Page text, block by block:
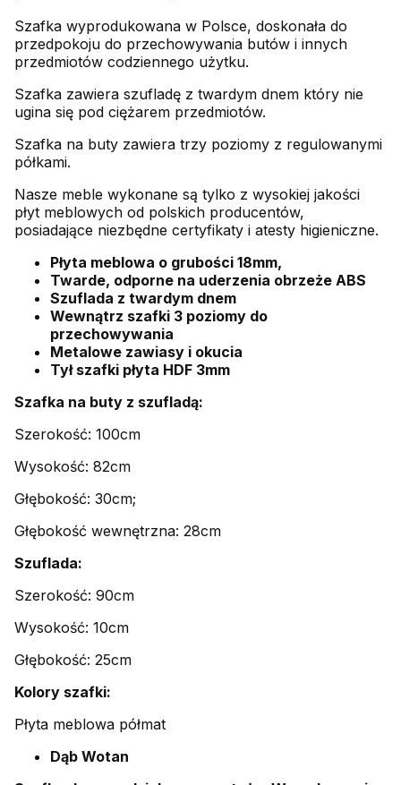
Szafka wyprodukowana w Polsce, doskonała do
przedpokoju do przechowywania butów i innych
przedmiotów codziennego użytku.
Szafka zawiera szufladę z twardym dnem który nie
ugina się pod ciężarem przedmiotów.
Szafka na buty zawiera trzy poziomy z regulowanymi
półkami.
Nasze meble wykonane są tylko z wysokiej jakości
płyt meblowych od polskich producentów,
posiadające niezbędne certyfikaty i atesty higieniczne.
Płyta meblowa o grubości 18mm,
Twarde, odporne na uderzenia obrzeże ABS
Szuflada z twardym dnem
Wewnątrz szafki 3 poziomy do
przechowywania
Metalowe zawiasy i okucia
Tył szafki płyta HDF 3mm
Szafka na buty z szufladą:
Szerokość: 100cm
Wysokość: 82cm
Głębokość: 30cm;
Głębokość wewnętrzna: 28cm
Szuflada:
Szerokość: 90cm
Wysokość: 10cm
Głębokość: 25cm
Kolory szafki:
Płyta meblowa półmat
Dąb Wotan